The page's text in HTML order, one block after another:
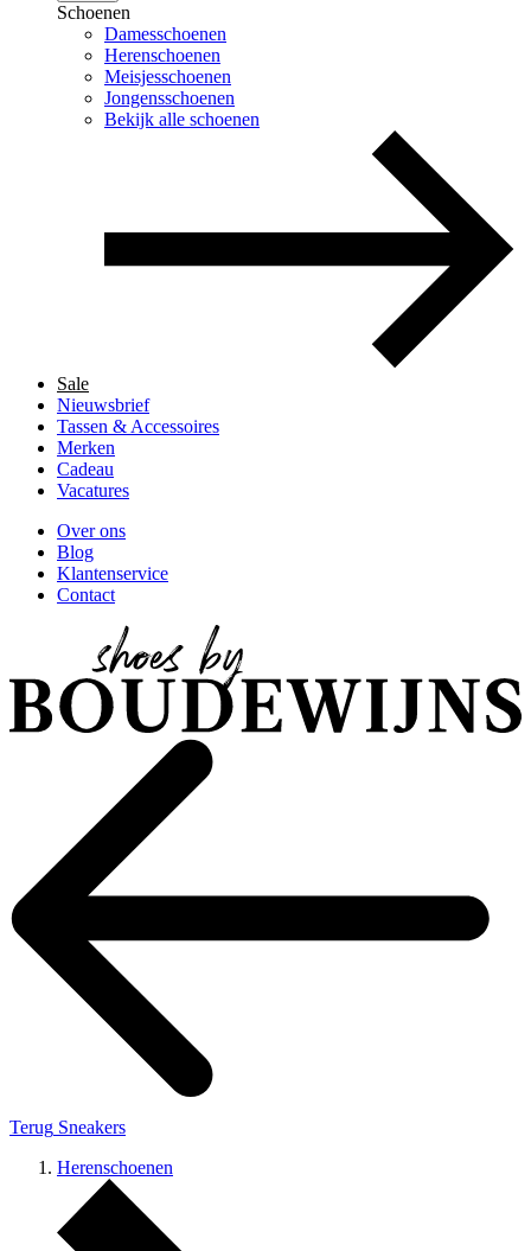
Schoenen
Damesschoenen
Herenschoenen
Meisjesschoenen
Jongensschoenen
Bekijk alle schoenen
Sale
Nieuwsbrief
Tassen & Accessoires
Merken
Cadeau
Vacatures
Over ons
Blog
Klantenservice
Contact
Terug Sneakers
Herenschoenen